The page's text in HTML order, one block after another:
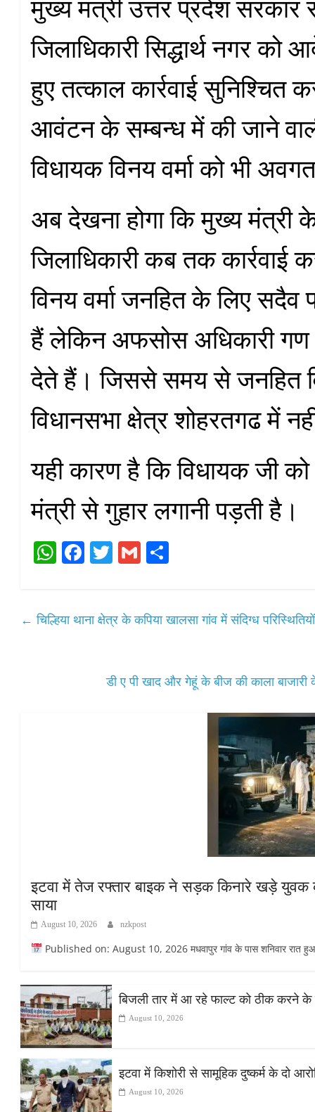
मुख्य मंत्री उत्तर प्रदेश
जिलाधिकारी सिद्धार्थ नगर को
हुए तत्काल कार्रवाई सुनिश्चित
आवंटन के सम्बन्ध में की जाने
विधायक विनय वर्मा को भी
अब देखना होगा कि मुख्य
जिलाधिकारी कब तक कार्रवाई
विनय वर्मा जनहित के लिए
हैं लेकिन अफसोस अधिकारी गण
देते हैं। जिससे समय से जनहित
विधानसभा क्षेत्र शोहरतगढ में
यही कारण है कि विधायक जी
मंत्री से गुहार लगानी पड़ती है।
W
A
Fa
ok
T
r
G
← चिल्हिया थाना क्षेत्र के कपिया खालसा गांव में संदिग्ध
डी ए पी खाद और गेहूं के बीज की काला बाजारी
इटवा में तेज रफ्तार बाइक ने सड़क किनारे खड़े युवक
साया
August 10, 2026 nzkpost
Published on: August 10, 2026 मधवापुर गांव के पास शनिवार रात हुआ
बिजली तार में आ रहे फाल्ट को ठीक करने के
August 10, 2026
इटवा में किशोरी से सामूहिक दुष्कर्म के दो
August 10, 2026